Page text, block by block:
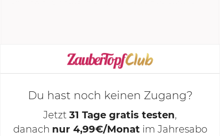
KOCHMODUS STARTEN
Du hast noch keinen Zugang?
Jetzt 31 Tage gratis testen,
danach nur 4,99€/Monat im Jahresabo